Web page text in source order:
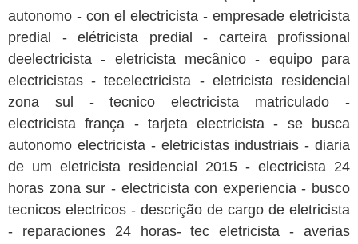
autonomo - con el electricista - empresade eletricista
predial - elétricista predial - carteira profissional
deelectricista - eletricista mecânico - equipo para
electricistas - tecelectricista - eletricista residencial
zona sul - tecnico electricista matriculado -
electricista frança - tarjeta electricista - se busca
autonomo electricista - eletricistas industriais - diaria
de um eletricista residencial 2015 - electricista 24
horas zona sur - electricista con experiencia - busco
tecnicos electricos - descrição de cargo de eletricista
- reparaciones 24 horas- tec eletricista - averias